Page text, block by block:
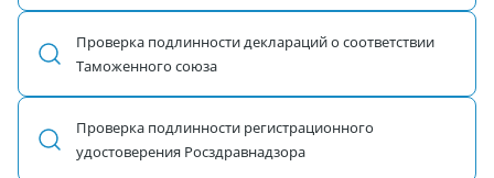
Проверка подлинности деклараций о соответствии
Таможенного союза
Проверка подлинности регистрационного
удостоверения Росздравнадзора